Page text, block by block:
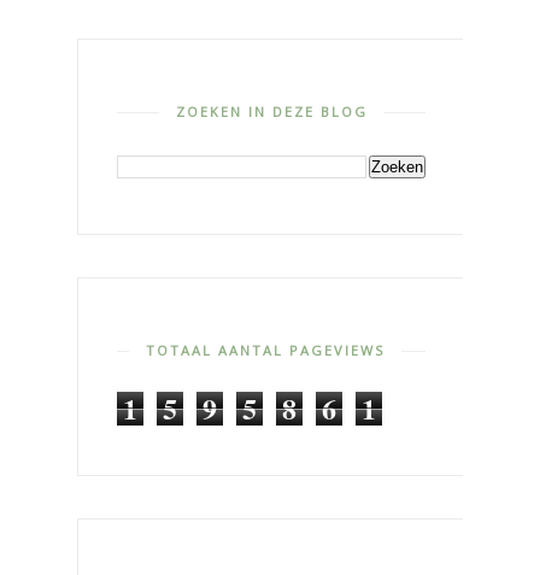
ZOEKEN IN DEZE BLOG
TOTAAL AANTAL PAGEVIEWS
1 5 9 5 8 6 1